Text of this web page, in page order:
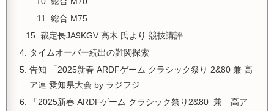
総合 M75
裁定長JA9KGV 高木 氏より 競技講評
タイムオーバー続出の難関探索
告知 「2025新春 ARDFゲーム クラシック祭り 2&80 兼 高
ア連 愛知県大会 by ラジフジ
「2025新春 ARDFゲーム クラシック祭り2&80 兼 高ア